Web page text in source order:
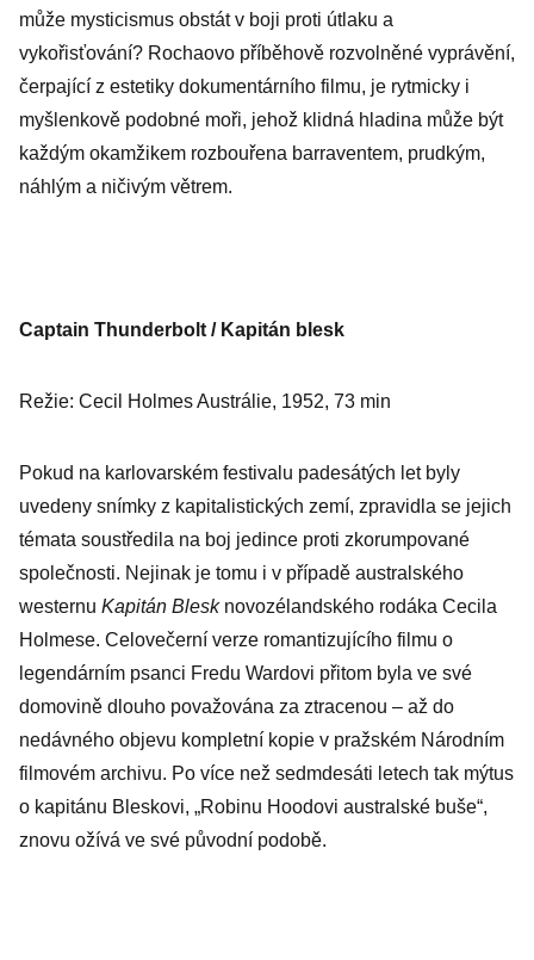
může mysticismus obstát v boji proti útlaku a
vykořisťování? Rochaovo příběhově rozvolněné vyprávění,
čerpající z estetiky dokumentárního filmu, je rytmicky i
myšlenkově podobné moři, jehož klidná hladina může být
každým okamžikem rozbouřena barraventem, prudkým,
náhlým a ničivým větrem.
Captain Thunderbolt / Kapitán blesk
Režie: Cecil Holmes Austrálie, 1952, 73 min
Pokud na karlovarském festivalu padesátých let byly
uvedeny snímky z kapitalistických zemí, zpravidla se jejich
témata soustředila na boj jedince proti zkorumpované
společnosti. Nejinak je tomu i v případě australského
westernu Kapitán Blesk novozélandského rodáka Cecila
Holmese. Celovečerní verze romantizujícího filmu o
legendárním psanci Fredu Wardovi přitom byla ve své
domovině dlouho považována za ztracenou – až do
nedávného objevu kompletní kopie v pražském Národním
filmovém archivu. Po více než sedmdesáti letech tak mýtus
o kapitánu Bleskovi, „Robinu Hoodovi australské buše“,
znovu ožívá ve své původní podobě.